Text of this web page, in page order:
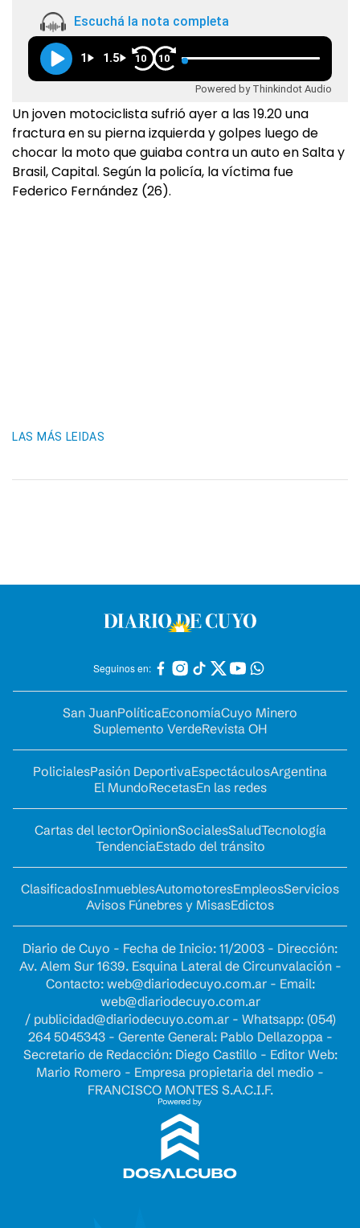
Escuchá la nota completa
1 1.5 10 10
Powered by Thinkindot Audio
Un joven motociclista sufrió ayer a las 19.20 una
fractura en su pierna izquierda y golpes luego de
chocar la moto que guiaba contra un auto en Salta y
Brasil, Capital. Según la policía, la víctima fue
Federico Fernández (26).
LAS MÁS LEIDAS
Seguinos en:
San JuanPolíticaEconomíaCuyo Minero
Suplemento VerdeRevista OH
PolicialesPasión DeportivaEspectáculosArgentina
El MundoRecetasEn las redes
Cartas del lectorOpinionSocialesSaludTecnología
TendenciaEstado del tránsito
ClasificadosInmueblesAutomotoresEmpleosServicios
Avisos Fúnebres y MisasEdictos
Diario de Cuyo - Fecha de Inicio: 11/2003 - Dirección:
Av. Alem Sur 1639. Esquina Lateral de Circunvalación -
Contacto: web@diariodecuyo.com.ar- Email:
web@diariodecuyo.com.ar
/ publicidad@diariodecuyo.com.ar- Whatsapp: (054)
264 5045343 - Gerente General: Pablo Dellazoppa -
Secretario de Redacción: Diego Castillo - Editor Web:
Mario Romero - Empresa propietaria del medio -
FRANCISCO MONTES S.A.C.I.F.